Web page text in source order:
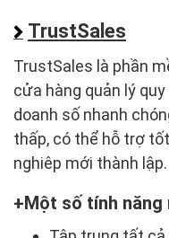
TrustSales
TrustSales là phần
cửa hàng quản lý
doanh số nhanh
thấp, có thể hỗ trợ
nghiêp mới thành lập.
Một số tính năng